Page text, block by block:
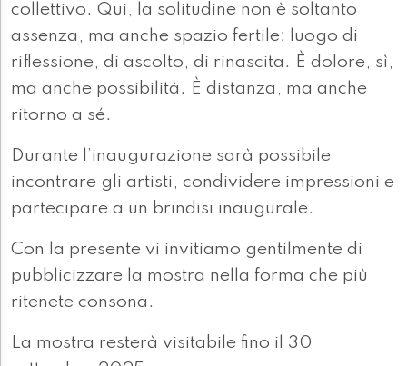
collettivo. Qui, la solitudine non è soltanto
assenza, ma anche spazio fertile: luogo di
riflessione, di ascolto, di rinascita. È dolore, sì,
ma anche possibilità. È distanza, ma anche
ritorno a sé.
Durante l’inaugurazione sarà possibile
incontrare gli artisti, condividere impressioni e
partecipare a un brindisi inaugurale.
Con la presente vi invitiamo gentilmente di
pubblicizzare la mostra nella forma che più
ritenete consona.
La mostra resterà visitabile fino il 30